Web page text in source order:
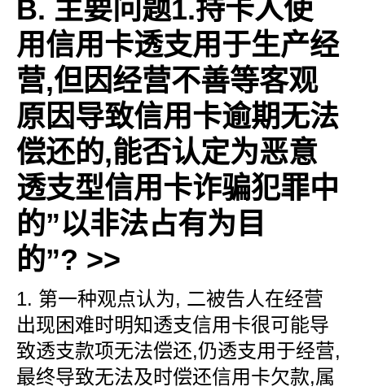
B. 主要问题1.持卡人使
用信用卡透支用于生产经
营,但因经营不善等客观
原因导致信用卡逾期无法
偿还的,能否认定为恶意
透支型信用卡诈骗犯罪中
的”以非法占有为目
的”? >>
1. 第一种观点认为, 二被告人在经营
出现困难时明知透支信用卡很可能导
致透支款项无法偿还,仍透支用于经营,
最终导致无法及时偿还信用卡欠款,属